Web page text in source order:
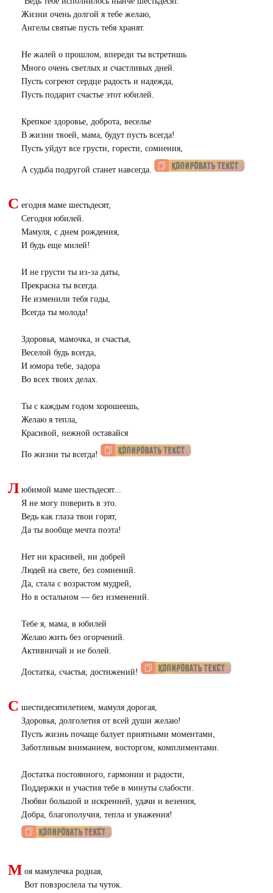
Жизни очень долгой я тебе желаю,
Ангелы святые пусть тебя хранят.
Не жалей о прошлом, впереди ты встретишь
Много очень светлых и счастливых дней.
Пусть согреют сердце радость и надежда,
Пусть подарит счастье этот юбилей.
Крепкое здоровье, доброта, веселье
В жизни твоей, мама, будут пусть всегда!
Пусть уйдут все грусти, горести, сомнения,
А судьба подругой станет навсегда.
С егодня маме шестьдесят,
Сегодня юбилей.
Мамуля, с днем рождения,
И будь еще милей!
И не грусти ты из-за даты,
Прекрасна ты всегда.
Не изменили тебя годы,
Всегда ты молода!
Здоровья, мамочка, и счастья,
Веселой будь всегда,
И юмора тебе, задора
Во всех твоих делах.
Ты с каждым годом хорошеешь,
Желаю я тепла,
Красивой, нежной оставайся
По жизни ты всегда!
Л юбимой маме шестьдесят...
Я не могу поверить в это.
Ведь как глаза твои горят,
Да ты вообще мечта поэта!
Нет ни красивей, ни добрей
Людей на свете, без сомнений.
Да, стала с возрастом мудрей,
Но в остальном — без изменений.
Тебе я, мама, в юбилей
Желаю жить без огорчений.
Активничай и не болей.
Достатка, счастья, достижений!
С шестидесятилетием, мамуля дорогая,
Здоровья, долголетия от всей души желаю!
Пусть жизнь почаще балует приятными моментами,
Заботливым вниманием, восторгом, комплиментами.
Достатка постоянного, гармонии и радости,
Поддержки и участия тебе в минуты слабости.
Любви большой и искренней, удачи и везения,
Добра, благополучия, тепла и уважения!
М оя мамулечка родная,
Вот повзрослела ты чуток.